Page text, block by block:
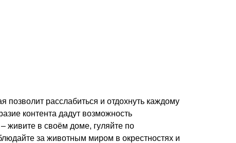
позволит расслабиться и отдохнуть каждому
контента дадут возможность
живите в своём доме, гуляйте по
за животным миром в окрестностях и